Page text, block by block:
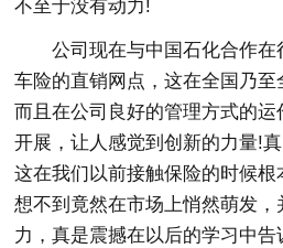
不至于没有动力!
公司现在与中国石化合作
车险的直销网点，这在全国乃至
而且在公司良好的管理方式的
开展，让人感觉到创新的力量!
这在我们以前接触保险的时候根
想不到竟然在市场上悄然萌发
力，真是震撼在以后的学习中